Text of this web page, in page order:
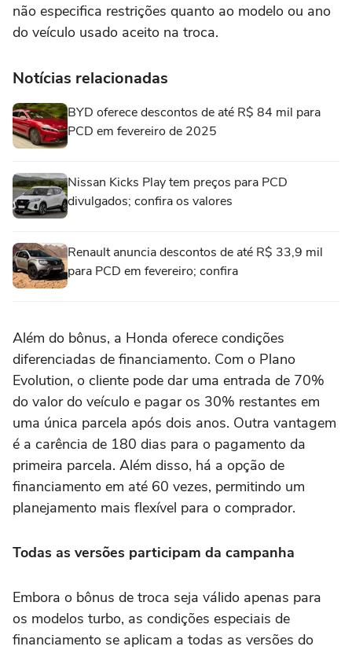
não especifica restrições quanto ao modelo ou ano
do veículo usado aceito na troca.
Notícias relacionadas
BYD oferece descontos de até R$ 84 mil para
PCD em fevereiro de 2025
Nissan Kicks Play tem preços para PCD
divulgados; confira os valores
Renault anuncia descontos de até R$ 33,9 mil
para PCD em fevereiro; confira
Além do bônus, a Honda oferece condições
diferenciadas de financiamento. Com o Plano
Evolution, o cliente pode dar uma entrada de 70%
do valor do veículo e pagar os 30% restantes em
uma única parcela após dois anos. Outra vantagem
é a carência de 180 dias para o pagamento da
primeira parcela. Além disso, há a opção de
financiamento em até 60 vezes, permitindo um
planejamento mais flexível para o comprador.
Todas as versões participam da campanha
Embora o bônus de troca seja válido apenas para
os modelos turbo, as condições especiais de
financiamento se aplicam a todas as versões do